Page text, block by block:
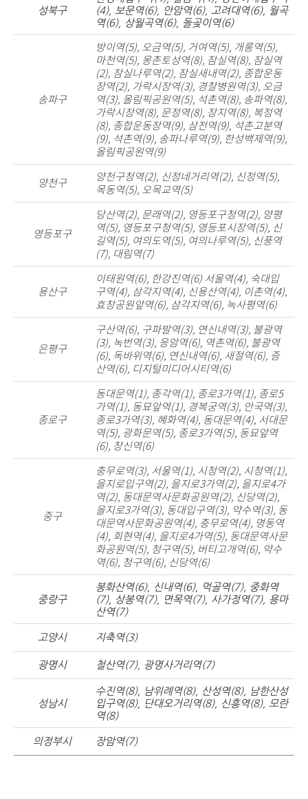
성북구
(4), 보문역(6), 안암역(6), 고려대역(6), 월곡
역(6), 상월곡역(6), 돌곶이역(6)
송파구
방이역(5), 오금역(5), 거여역(5), 개롱역(5),
마천역(5), 몽촌토성역(8), 잠실역(8), 잠실역
(2), 잠실나루역(2), 잠실새내역(2), 종합운동
장역(2), 가락시장역(3), 경찰병원역(3), 오금
역(3), 올림픽공원역(5), 석촌역(8), 송파역(8),
가락시장역(8), 문정역(8), 장지역(8), 복정역
(8), 종합운동장역(9), 삼전역(9), 석촌고분역
(9), 석촌역(9), 송파나루역(9), 한성백제역(9),
올림픽공원역(9)
양천구
양천구청역(2), 신정네거리역(2), 신정역(5),
목동역(5), 오목교역(5)
영등포구
당산역(2), 문래역(2), 영등포구청역(2), 양평
역(5), 영등포구청역(5), 영등포시장역(5), 신
길역(5), 여의도역(5), 여의나루역(5), 신풍역
(7), 대림역(7)
용산구
이태원역(6), 한강진역(6)서울역(4), 숙대입
구역(4), 삼각지역(4), 신용산역(4), 이촌역(4),
효창공원앞역(6), 삼각지역(6), 녹사평역(6)
은평구
구산역(6), 구파발역(3), 연신내역(3), 불광역
(3), 녹번역(3), 응암역(6), 역촌역(6), 불광역
(6), 독바위역(6), 연신내역(6), 새절역(6), 증
산역(6), 디지털미디어시티역(6)
종로구
동대문역(1), 종각역(1), 종로3가역(1), 종로5
가역(1), 동묘앞역(1), 경복궁역(3), 안국역(3),
종로3가역(3), 혜화역(4), 동대문역(4), 서대문
역(5), 광화문역(5), 종로3가역(5), 동묘앞역
(6), 창신역(6)
중구
충무로역(3), 서울역(1), 시청역(2), 시청역(1),
을지로입구역(2), 을지로3가역(2), 을지로4가
역(2), 동대문역사문화공원역(2), 신당역(2),
을지로3가역(3), 동대입구역(3), 약수역(3), 동
대문역사문화공원역(4), 충무로역(4), 명동역
(4), 회현역(4), 을지로4가역(5), 동대문역사문
화공원역(5), 청구역(5), 버티고개역(6), 약수
역(6), 청구역(6), 신당역(6)
중랑구
봉화산역(6), 신내역(6), 먹골역(7), 중화역
(7), 상봉역(7), 면목역(7), 사가정역(7), 용마
산역(7)
고양시 지축역(3)
광명시 철산역(7), 광명사거리역(7)
성남시
수진역(8), 남위례역(8), 산성역(8), 남한산성
입구역(8), 단대오거리역(8), 신흥역(8), 모란
역(8)
의정부시 장암역(7)